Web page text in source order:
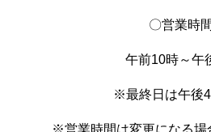
〇営業時間
午前10時～午
※最終日は午後
※営業時間は変更になる場